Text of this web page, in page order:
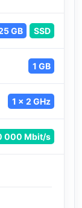
GB SSD
1 GB
1 x 2 GHz
000 Mbit/s